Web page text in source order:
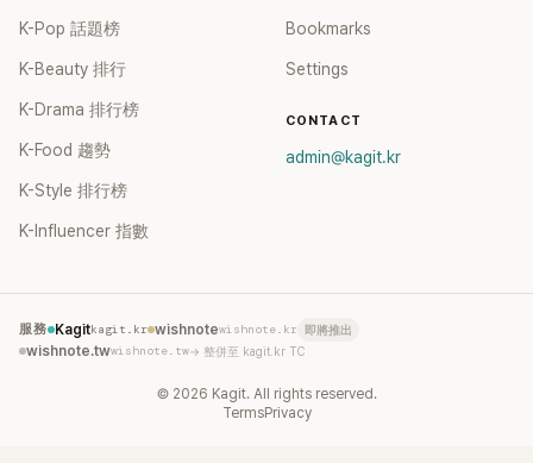
K-Pop 話題榜
K-Beauty 排行
K-Drama 排行榜
K-Food 趨勢
K-Style 排行榜
K-Influencer 指數
Bookmarks
Settings
CONTACT
admin@kagit.kr
服務 Kagitkagit.kr wishnotewishnote.kr 即將推出
wishnote.twwishnote.tw→ 整併至 kagit.kr TC
© 2026 Kagit. All rights reserved.
TermsPrivacy